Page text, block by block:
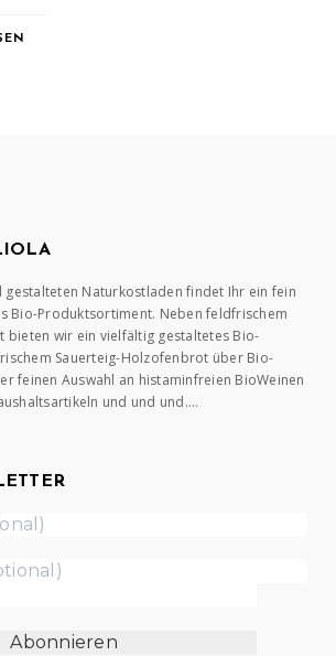
gestalteten Naturkostladen findet Ihr ein fein
Bio-Produktsortiment. Neben feldfrischem
bieten wir ein vielfältig gestaltetes Bio-
Sauerteig-Holzofenbrot über Bio-
feinen Auswahl an histaminfreien BioWeinen
und und und….